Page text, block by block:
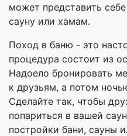
может представить
сауну или хамам.
Поход в баню - это
процедура состоит из
Надоело бронировать
к друзьям, а потом
Сделайте так, чтобы
попариться в вашей
постройки бани, сауны